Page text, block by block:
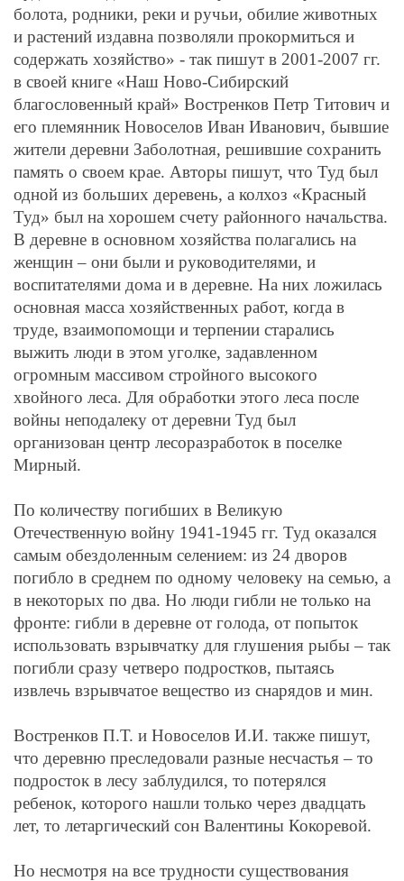
болота, родники, реки и ручьи, обилие животных
и растений издавна позволяли прокормиться и
содержать хозяйство» - так пишут в 2001-2007 гг.
в своей книге «Наш Ново-Сибирский
благословенный край» Востренков Петр Титович и
его племянник Новоселов Иван Иванович, бывшие
жители деревни Заболотная, решившие сохранить
память о своем крае. Авторы пишут, что Туд был
одной из больших деревень, а колхоз «Красный
Туд» был на хорошем счету районного начальства.
В деревне в основном хозяйства полагались на
женщин – они были и руководителями, и
воспитателями дома и в деревне. На них ложилась
основная масса хозяйственных работ, когда в
труде, взаимопомощи и терпении старались
выжить люди в этом уголке, задавленном
огромным массивом стройного высокого
хвойного леса. Для обработки этого леса после
войны неподалеку от деревни Туд был
организован центр лесоразработок в поселке
Мирный.
По количеству погибших в Великую
Отечественную войну 1941-1945 гг. Туд оказался
самым обездоленным селением: из 24 дворов
погибло в среднем по одному человеку на семью, а
в некоторых по два. Но люди гибли не только на
фронте: гибли в деревне от голода, от попыток
использовать взрывчатку для глушения рыбы – так
погибли сразу четверо подростков, пытаясь
извлечь взрывчатое вещество из снарядов и мин.
Востренков П.Т. и Новоселов И.И. также пишут,
что деревню преследовали разные несчастья – то
подросток в лесу заблудился, то потерялся
ребенок, которого нашли только через двадцать
лет, то летаргический сон Валентины Кокоревой.
Но несмотря на все трудности существования